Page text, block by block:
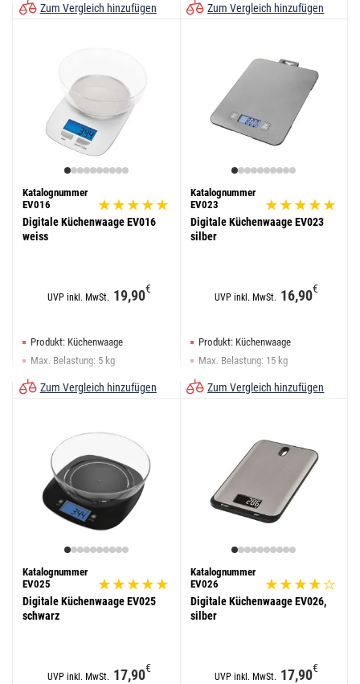
Zum Vergleich hinzufügen Zum Vergleich hinzufügen
Katalognummer
EV016
Digitale Küchenwaage EV016
weiss
UVP inkl. MwSt. 19,90€
Produkt: Küchenwaage
Max. Belastung: 5 kg
Zum Vergleich hinzufügen
Katalognummer
EV023
Digitale Küchenwaage EV023
silber
UVP inkl. MwSt. 16,90€
Produkt: Küchenwaage
Max. Belastung: 15 kg
Zum Vergleich hinzufügen
Katalognummer
EV025
Digitale Küchenwaage EV025
schwarz
UVP inkl. MwSt. 17,90€
Katalognummer
EV026
Digitale Küchenwaage EV026,
silber
UVP inkl. MwSt. 17,90€